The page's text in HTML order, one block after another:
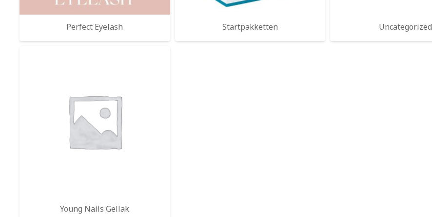
Perfect Eyelash Startpakketten Uncategorized
Young Nails Gellak